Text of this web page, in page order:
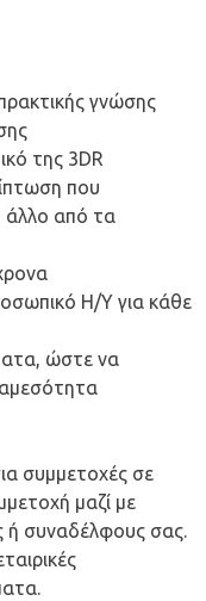
γνώσης
της 3DR
που
άλλο από τα
Η/Υ για κάθε
ώστε να
συμμετοχές σε
μαζί με
ή συναδέλφους σας.